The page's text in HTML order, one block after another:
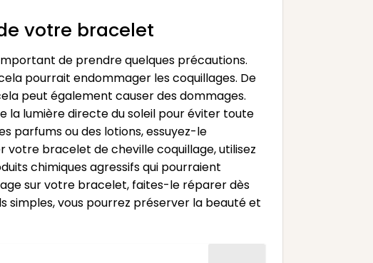
votre bracelet
de prendre quelques précautions.
pourrait endommager les coquillages. De
peut également causer des dommages.
la lumière directe du soleil pour éviter toute
parfums ou des lotions, essuyez-le
bracelet de cheville coquillage, utilisez
chimiques agressifs qui pourraient
sur votre bracelet, faites-le réparer dès
simples, vous pourrez préserver la beauté et